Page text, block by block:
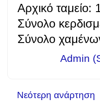
Αρχικό ταμείο:
Σύνολο
Σύνολο
Admin
Νεότερη ανάρτηση